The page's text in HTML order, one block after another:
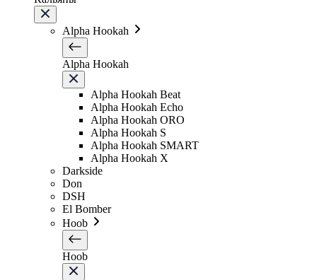
Alpha Hookah
Alpha Hookah
Alpha Hookah Beat
Alpha Hookah Echo
Alpha Hookah ORO
Alpha Hookah S
Alpha Hookah SMART
Alpha Hookah X
Darkside
Don
DSH
El Bomber
Hoob
Hoob